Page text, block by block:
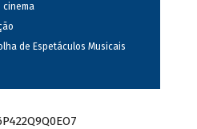
cinema
de Espetáculos Musicais